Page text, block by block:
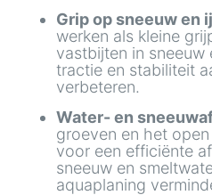
Grip op sneeuw en
werken als kleine
vastbijten in sneeuw
tractie en stabiliteit
verbeteren.
Water- en
groeven en het
voor een efficiënte
sneeuw en
aquaplaning